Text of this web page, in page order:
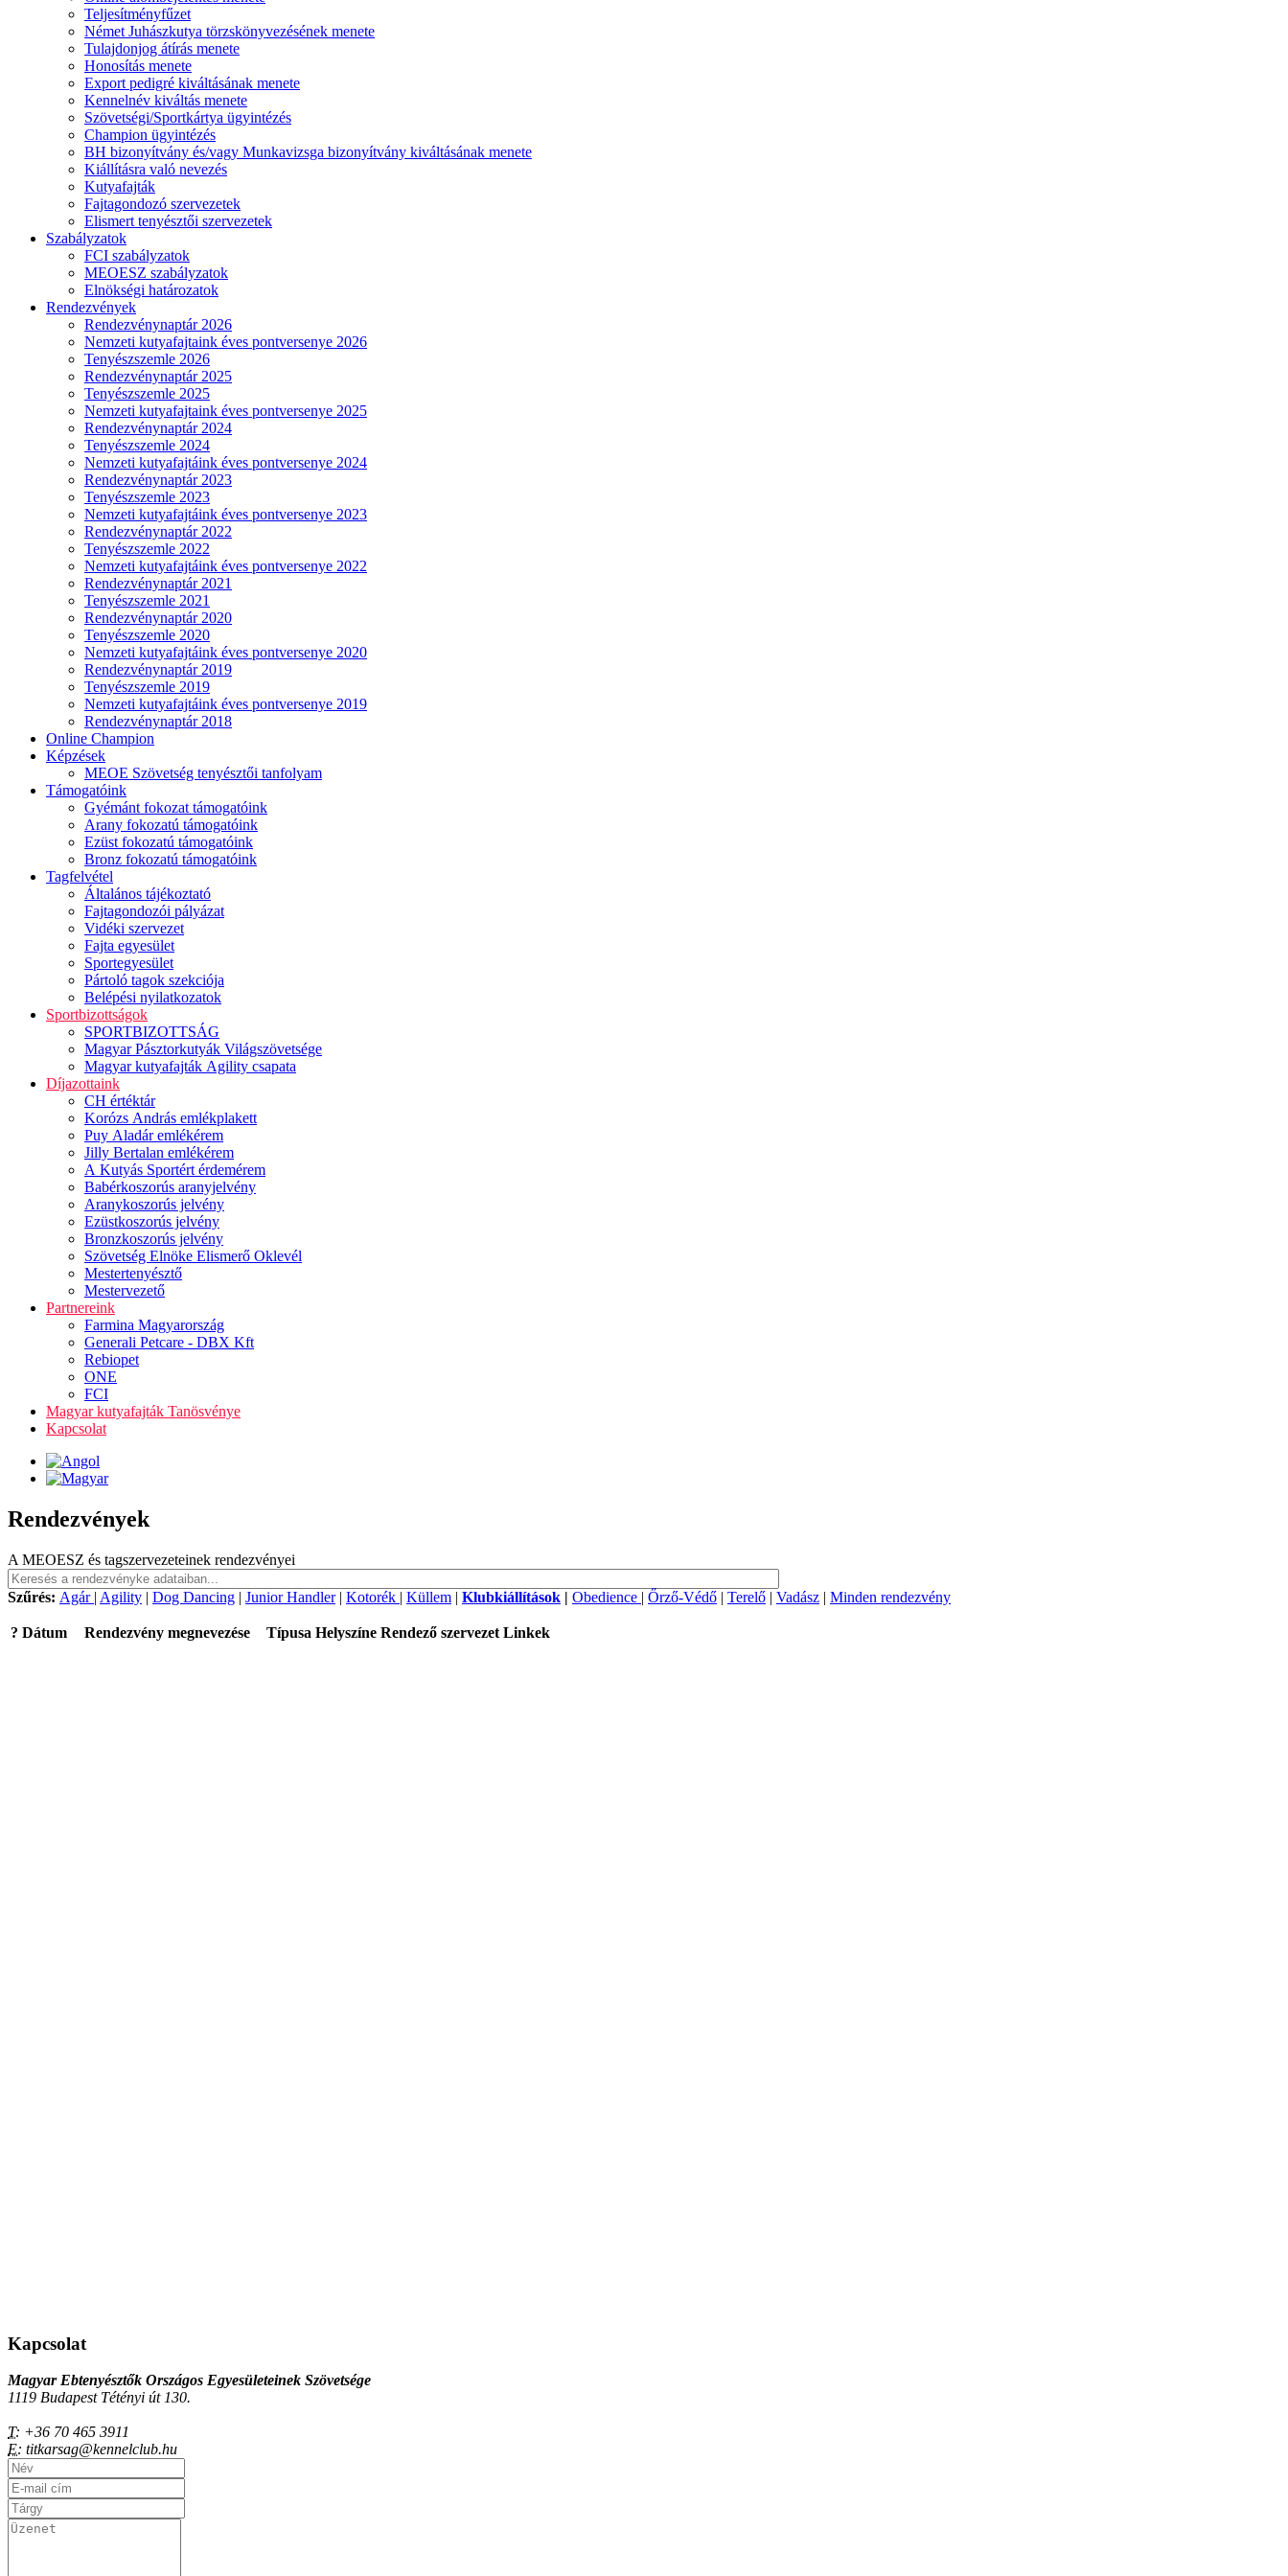
Teljesítményfűzet
Német Juhászkutya törzskönyvezésének menete
Tulajdonjog átírás menete
Honosítás menete
Export pedigré kiváltásának menete
Kennelnév kiváltás menete
Szövetségi/Sportkártya ügyintézés
Champion ügyintézés
BH bizonyítvány és/vagy Munkavizsga bizonyítvány kiváltásának menete
Kiállításra való nevezés
Kutyafajták
Fajtagondozó szervezetek
Elismert tenyésztői szervezetek
Szabályzatok
FCI szabályzatok
MEOESZ szabályzatok
Elnökségi határozatok
Rendezvények
Rendezvénynaptár 2026
Nemzeti kutyafajtaink éves pontversenye 2026
Tenyészszemle 2026
Rendezvénynaptár 2025
Tenyészszemle 2025
Nemzeti kutyafajtaink éves pontversenye 2025
Rendezvénynaptár 2024
Tenyészszemle 2024
Nemzeti kutyafajtáink éves pontversenye 2024
Rendezvénynaptár 2023
Tenyészszemle 2023
Nemzeti kutyafajtáink éves pontversenye 2023
Rendezvénynaptár 2022
Tenyészszemle 2022
Nemzeti kutyafajtáink éves pontversenye 2022
Rendezvénynaptár 2021
Tenyészszemle 2021
Rendezvénynaptár 2020
Tenyészszemle 2020
Nemzeti kutyafajtáink éves pontversenye 2020
Rendezvénynaptár 2019
Tenyészszemle 2019
Nemzeti kutyafajtáink éves pontversenye 2019
Rendezvénynaptár 2018
Online Champion
Képzések
MEOE Szövetség tenyésztői tanfolyam
Támogatóink
Gyémánt fokozat támogatóink
Arany fokozatú támogatóink
Ezüst fokozatú támogatóink
Bronz fokozatú támogatóink
Tagfelvétel
Általános tájékoztató
Fajtagondozói pályázat
Vidéki szervezet
Fajta egyesület
Sportegyesület
Pártoló tagok szekciója
Belépési nyilatkozatok
Sportbizottságok
SPORTBIZOTTSÁG
Magyar Pásztorkutyák Világszövetsége
Magyar kutyafajták Agility csapata
Díjazottaink
CH értéktár
Korózs András emlékplakett
Puy Aladár emlékérem
Jilly Bertalan emlékérem
A Kutyás Sportért érdemérem
Babérkoszorús aranyjelvény
Aranykoszorús jelvény
Ezüstkoszorús jelvény
Bronzkoszorús jelvény
Szövetség Elnöke Elismerő Oklevél
Mestertenyésztő
Mestervezető
Partnereink
Farmina Magyarország
Generali Petcare - DBX Kft
Rebiopet
ONE
FCI
Magyar kutyafajták Tanösvénye
Kapcsolat
Rendezvények
A MEOESZ és tagszervezeteinek rendezvényei
Szűrés: Agár | Agility | Dog Dancing | Junior Handler| Kotorék | Küllem | Klubkiállítások | Obedience | Őrző-Védő | Terelő | Vadász | Minden rendezvény
? Dátum Rendezvény megnevezése Típusa Helyszíne Rendező szervezet Linkek
Kapcsolat
Magyar Ebtenyésztők Országos Egyesületeinek Szövetsége
1119 Budapest Tétényi út 130.
T: +36 70 465 3911
E: titkarsag@kennelclub.hu